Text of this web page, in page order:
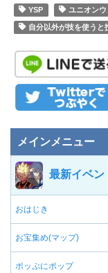
YSP ユニオンウ
自分以外が技を使うと
メインメニュー
最新イベン
おはじき
お宝集め(マップ)
ポッぷにポップ